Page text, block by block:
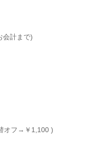
会計まで)
オフ→￥1,100 )